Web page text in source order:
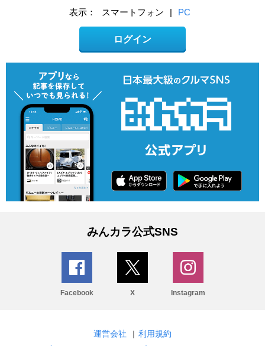
表示： スマートフォン | PC
ログイン
みんカラ公式SNS
Facebook X Instagram
運営会社 | 利用規約